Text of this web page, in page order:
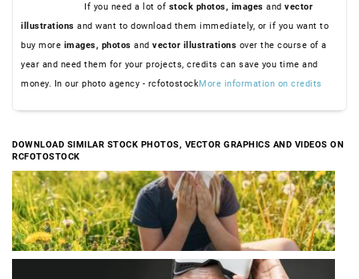
If you need a lot of stock photos, images and vector
illustrations and want to download them immediately, or if you want to
buy more images, photos and vector illustrations over the course of a
year and need them for your projects, credits can save you time and
money. In our photo agency - rcfotostockMore information on credits
DOWNLOAD SIMILAR STOCK PHOTOS, VECTOR GRAPHICS AND VIDEOS ON
RCFOTOSTOCK